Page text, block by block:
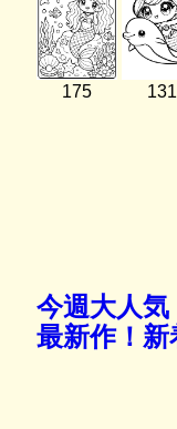
175 131
今週大人
最新作！